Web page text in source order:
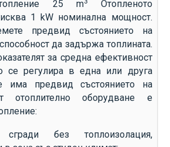
25 m
Отопленото
1 kW номинална мощност.
предвид състоянието на
да задържа топлината.
за средна ефективност
се регулира в една или друга
има предвид състоянието на
оборудване е
сгради без топлоизолация,